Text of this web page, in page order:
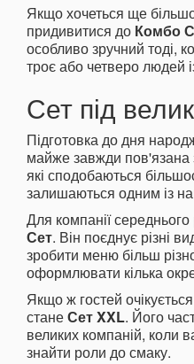
Якщо хочеться ще
придивитися до Комбо
особливо зручний тоді,
троє або четверо людей
Сет під
Підготовка до дня
майже завжди пов'язана
які сподобаються
залишаються одним із
Для компанії середнього
Сет. Він поєднує різні
зробити меню більш
оформлювати кілька
Якщо ж гостей
станеСет XXL. Його
великих компаній, коли
знайти роли до смаку.